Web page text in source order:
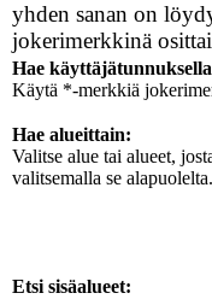
yhden sanan on
jokerimerkkinä
Hae
Käytä *-merkkiä
Hae alueittain:
Valitse alue tai alueet,
valitsemalla se alapuolelta.
Etsi sisäalueet: